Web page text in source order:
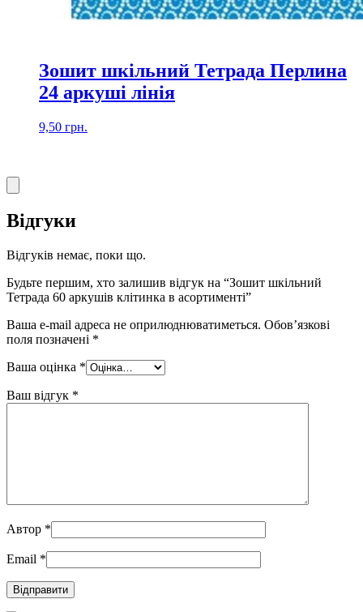
Зошит шкільний Тетрада Перлина
24 аркуші лінія
9,50 грн.
Відгуки
Відгуків немає, поки що.
Будьте першим, хто залишив відгук на “Зошит шкільний
Тетрада 60 аркушів клітинка в асортименті”
Ваша e-mail адреса не оприлюднюватиметься. Обов’язкові
поля позначені *
Ваша оцінка *
Ваш відгук *
Автор *
Email *